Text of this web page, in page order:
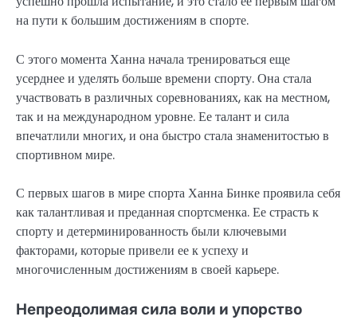
на пути к большим достижениям в спорте.
С этого момента Ханна начала тренироваться еще
усерднее и уделять больше времени спорту. Она стала
участвовать в различных соревнованиях, как на местном,
так и на международном уровне. Ее талант и сила
впечатлили многих, и она быстро стала знаменитостью в
спортивном мире.
С первых шагов в мире спорта Ханна Бинке проявила себя
как талантливая и преданная спортсменка. Ее страсть к
спорту и детерминированность были ключевыми
факторами, которые привели ее к успеху и
многочисленным достижениям в своей карьере.
Непреодолимая сила воли и упорство